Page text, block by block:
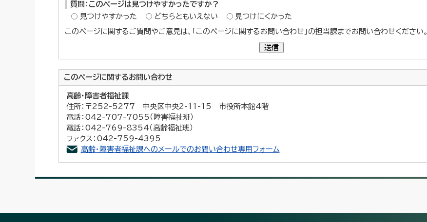
質問：このページは見つけやすかったですか？
見つけやすかった
どちらともいえない 見つけにくかった
このページに関するご質問やご意見は、「このページに関するお問い合わせ」の担当課までお問い合わせください。
送信
このページに関するお問い合わせ
高齢・障害者福祉課
住所：〒252-5277 中央区中央2-11-15 市役所本館4階
電話：042-707-7055（障害福祉班）
電話：042-769-8354（高齢福祉班）
ファクス：042-759-4395
高齢・障害者福祉課へのメールでのお問い合わせ専用フォーム